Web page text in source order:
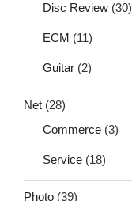
Disc Review (30)
ECM (11)
Guitar (2)
Net (28)
Commerce (3)
Service (18)
Photo (39)